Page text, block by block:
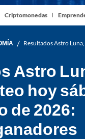
Criptomonedas
/ Resultados Astro
Astro
hoy
de 2026: